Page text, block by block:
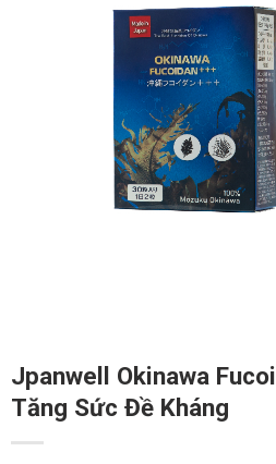
Jpanwell Okinawa
Tăng Sức Đề Kháng